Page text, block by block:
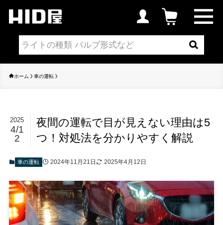
ホーム 車の運転
夜間の運転で目が見えない理由は5
つ！対処法を分かりやすく解説
2025
4/1
2
車の運転 2024年11月21日 2025年4月12日